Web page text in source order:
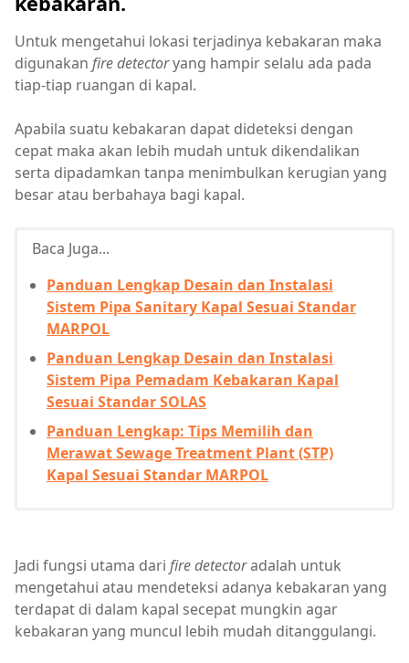
Untuk mengetahui lokasi terjadinya kebakaran maka
digunakan fire detectoryang hampir selalu ada pada
tiap-tiap ruangan di kapal.
Apabila suatu kebakaran dapat dideteksi dengan
cepat maka akan lebih mudah untuk dikendalikan
serta dipadamkan tanpa menimbulkan kerugian yang
besar atau berbahaya bagi kapal.
Baca Juga...
Panduan Lengkap Desain dan Instalasi
Sistem Pipa Sanitary Kapal Sesuai Standar
MARPOL
Panduan Lengkap Desain dan Instalasi
Sistem Pipa Pemadam Kebakaran Kapal
Sesuai Standar SOLAS
Panduan Lengkap: Tips Memilih dan
Merawat Sewage Treatment Plant (STP)
Kapal Sesuai Standar MARPOL
Jadi fungsi utama dari fire detectoradalah untuk
mengetahui atau mendeteksi adanya kebakaran yang
terdapat di dalam kapal secepat mungkin agar
kebakaran yang muncul lebih mudah ditanggulangi.